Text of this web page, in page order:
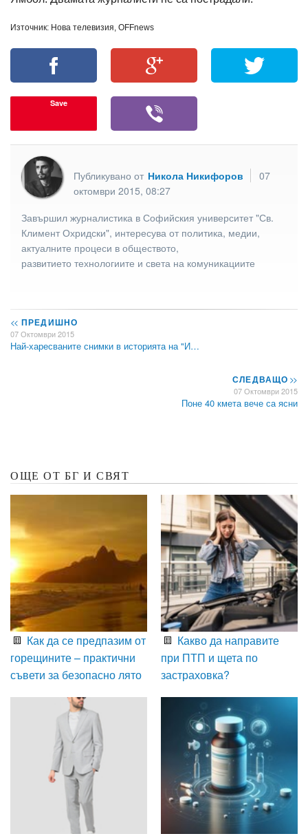
Източник: Нова телевизия, OFFnews
Save
Публикувано от Никола Никифоров
07
октомври 2015, 08:27
Завършил журналистика в Софийския университет "Св.
Климент Охридски", интересува от политика, медии,
актуалните процеси в обществото,
развитието технологиите и света на комуникациите
<< ПРЕДИШНО
07 Октомври 2015
Най-харесваните снимки в историята на "И…
СЛЕДВАЩО>>
07 Октомври 2015
Поне 40 кмета вече са ясни
ОЩЕ ОТ БГ И СВЯТ
Как да се предпазим от
горещините – практични
съвети за безопасно лято
Какво да направите
при ПТП и щета по
застраховка?